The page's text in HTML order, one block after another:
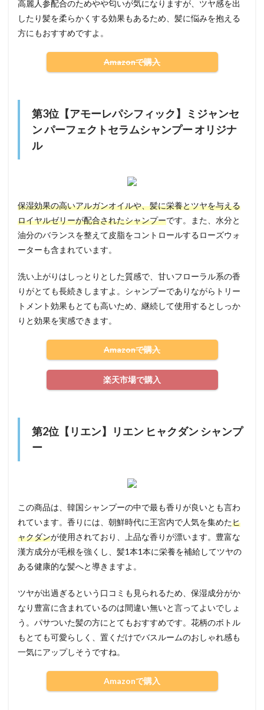
高麗人参配合のためやや匂いが気になりますが、ツヤ感を出
したり髪を柔らかくする効果もあるため、髪に悩みを抱える
方にもおすすめですよ。
Amazonで購入
第3位【アモーレパシフィック】ミジャンセ
ン パーフェクトセラムシャンプー オリジナ
ル
保湿効果の高いアルガンオイルや、髪に栄養とツヤを与える
ロイヤルゼリーが配合されたシャンプーです。また、水分と
油分のバランスを整えて皮脂をコントロールするローズウォ
ーターも含まれています。
洗い上がりはしっとりとした質感で、甘いフローラル系の香
りがとても長続きしますよ。シャンプーでありながらトリー
トメント効果もとても高いため、継続して使用するとしっか
りと効果を実感できます。
Amazonで購入
楽天市場で購入
第2位【リエン】リエン ヒャクダン シャンプ
ー
この商品は、韓国シャンプーの中で最も香りが良いとも言わ
れています。香りには、朝鮮時代に王宮内で人気を集めたヒ
ャクダンが使用されており、上品な香りが漂います。豊富な
漢方成分が毛根を強くし、髪1本1本に栄養を補給してツヤの
ある健康的な髪へと導きますよ。
ツヤが出過ぎるという口コミも見られるため、保湿成分がか
なり豊富に含まれているのは間違い無いと言ってよいでしょ
う。パサついた髪の方にとてもおすすめです。花柄のボトル
もとても可愛らしく、置くだけでバスルームのおしゃれ感も
一気にアップしそうですね。
Amazonで購入